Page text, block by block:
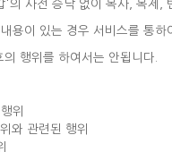
사전 승낙 없이 복사, 복제,
용이 있는 경우 서비스를 통
행위를 하여서는 안됩니다.
위
와 관련된 행위